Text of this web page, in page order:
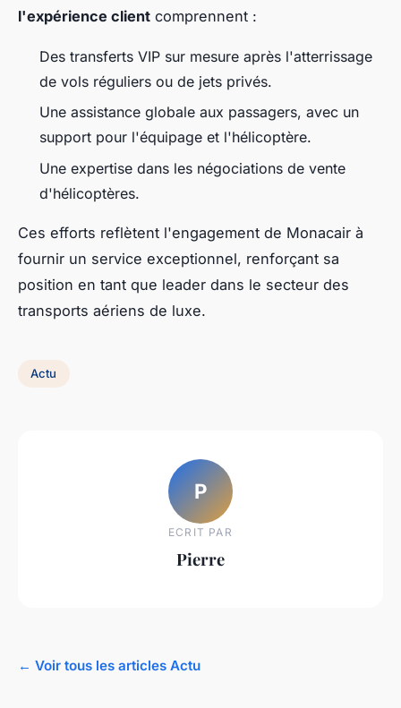
l'expérience client comprennent :
Des transferts VIP sur mesure après l'atterrissage
de vols réguliers ou de jets privés.
Une assistance globale aux passagers, avec un
support pour l'équipage et l'hélicoptère.
Une expertise dans les négociations de vente
d'hélicoptères.
Ces efforts reflètent l'engagement de Monacair à
fournir un service exceptionnel, renforçant sa
position en tant que leader dans le secteur des
transports aériens de luxe.
Actu
P
ECRIT PAR
Pierre
← Voir tous les articles Actu